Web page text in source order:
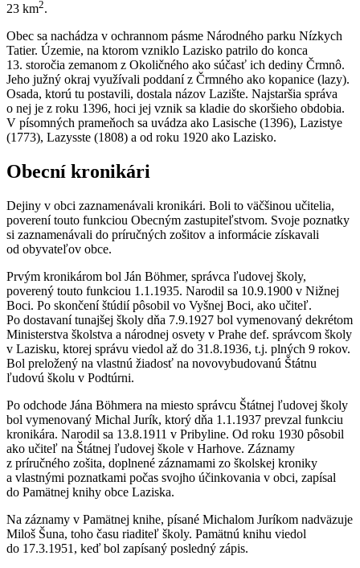
23 km2.
Obec sa nachádza v ochrannom pásme Národného parku Nízkych
Tatier. Územie, na ktorom vzniklo Lazisko patrilo do konca
13. storočia zemanom z Okoličného ako súčasť ich dediny Črmnô.
Jeho južný okraj využívali poddaní z Črmného ako kopanice (lazy).
Osada, ktorú tu postavili, dostala názov Lazište. Najstaršia správa
o nej je z roku 1396, hoci jej vznik sa kladie do skoršieho obdobia.
V písomných prameňoch sa uvádza ako Lasische (1396), Lazistye
(1773), Lazysste (1808) a od roku 1920 ako Lazisko.
Obecní kronikári
Dejiny v obci zaznamenávali kronikári. Boli to väčšinou učitelia,
poverení touto funkciou Obecným zastupiteľstvom. Svoje poznatky
si zaznamenávali do príručných zošitov a informácie získavali
od obyvateľov obce.
Prvým kronikárom bol Ján Böhmer, správca ľudovej školy,
poverený touto funkciou 1.1.1935. Narodil sa 10.9.1900 v Nižnej
Boci. Po skončení štúdií pôsobil vo Vyšnej Boci, ako učiteľ.
Po dostavaní tunajšej školy dňa 7.9.1927 bol vymenovaný dekrétom
Ministerstva školstva a národnej osvety v Prahe def. správcom školy
v Lazisku, ktorej správu viedol až do 31.8.1936, t.j. plných 9 rokov.
Bol preložený na vlastnú žiadosť na novovybudovanú Štátnu
ľudovú školu v Podtúrni.
Po odchode Jána Böhmera na miesto správcu Štátnej ľudovej školy
bol vymenovaný Michal Jurík, ktorý dňa 1.1.1937 prevzal funkciu
kronikára. Narodil sa 13.8.1911 v Pribyline. Od roku 1930 pôsobil
ako učiteľ na Štátnej ľudovej škole v Harhove. Záznamy
z príručného zošita, doplnené záznamami zo školskej kroniky
a vlastnými poznatkami počas svojho účinkovania v obci, zapísal
do Pamätnej knihy obce Laziska.
Na záznamy v Pamätnej knihe, písané Michalom Juríkom nadväzuje
Miloš Šuna, toho času riaditeľ školy. Pamätnú knihu viedol
do 17.3.1951, keď bol zapísaný posledný zápis.